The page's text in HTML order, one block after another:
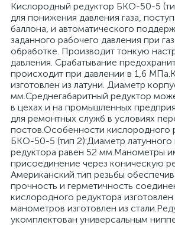
Кислородный редуктор БКО-50-5
для понижения давления газа,
баллона, и автоматического
заданного рабочего давления при
обработке. Производит тонкую
давления. Срабатывание
происходит при давлении в 1,6
изготовлен из латуни. Диаметр
мм.Среднегабаритный редуктор
в цехах и на промышленных
для ремонтных служб в условиях
постов.Особенности кислородного
БКО-50-5 (тип 2):Диаметр латунного
редуктора равен 52 мм.Манометры
присоединение через коническую
Американский тип резьбы
прочность и герметичность
кислородного редуктора
манометров изготовлен из
укомплектован универсальным